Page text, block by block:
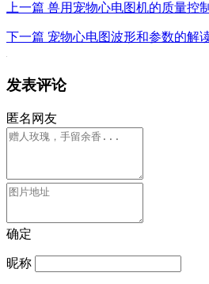
上一篇 兽用宠物心电图机的质量控
下一篇 宠物心电图波形和参数的解
发表评论
匿名网友
确定
昵称